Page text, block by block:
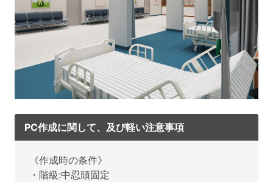
PC作成に関して、及び軽い注意事項
《作成時の条件》
・階級:中忍頭固定